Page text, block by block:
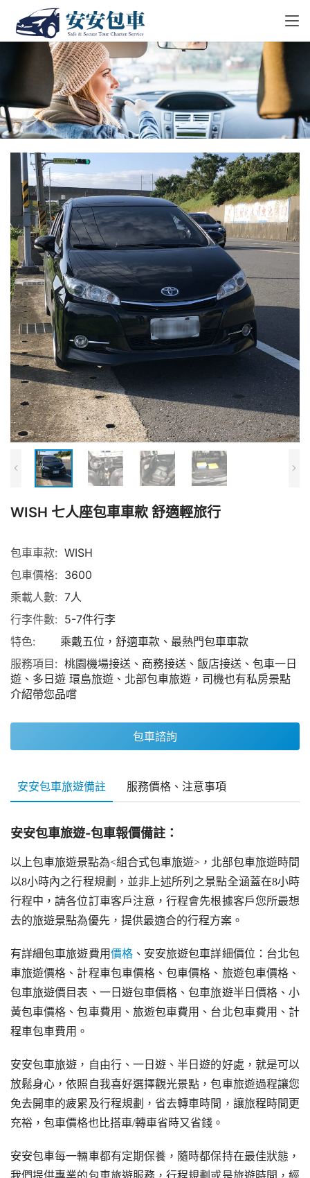
WISH 七人座包車車款 舒適輕旅行
包車車款: WISH
包車價格: 3600
乘載人數: 7人
行李件數: 5-7件行李
特色:
乘戴五位，舒適車款、最熱門包車車款
服務項目: 桃園機場接送、商務接送、飯店接送、包車一日
遊、多日遊 環島旅遊、北部包車旅遊，司機也有私房景點
介紹帶您品嚐
包車諮詢
安安包車旅遊備註 服務價格、注意事項
安安包車旅遊-包車報價備註：
以上包車旅遊景點為<組合式包車旅遊>，北部包車旅遊時間
以8小時內之行程規劃，並非上述所列之景點全涵蓋在8小時
行程中，請各位訂車客戶注意，行程會先根據客戶您所最想
去的旅遊景點為優先，提供最適合的行程方案。
有詳細包車旅遊費用價格、安安旅遊包車詳細價位：台北包
車旅遊價格、計程車包車價格、包車價格、旅遊包車價格、
包車旅遊價目表、一日遊包車價格、包車旅遊半日價格、小
黃包車價格、包車費用、旅遊包車費用、台北包車費用、計
程車包車費用。
安安包車旅遊，自由行、一日遊、半日遊的好處，就是可以
放鬆身心，依照自我喜好選擇觀光景點，包車旅遊過程讓您
免去開車的疲累及行程規劃，省去轉車時間，讓旅程時間更
充裕，包車價格也比搭車/轉車省時又省錢。
安安包車每一輛車都有定期保養，隨時都保持在最佳狀態，
我們提供專業的包車旅遊服務，行程規劃或是旅遊時間，經